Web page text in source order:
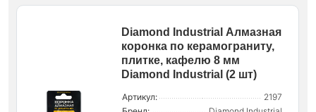
Diamond Industrial Алмазная
коронка по керамограниту,
плитке, кафелю 8 мм
Diamond Industrial (2 шт)
Артикул:
2197